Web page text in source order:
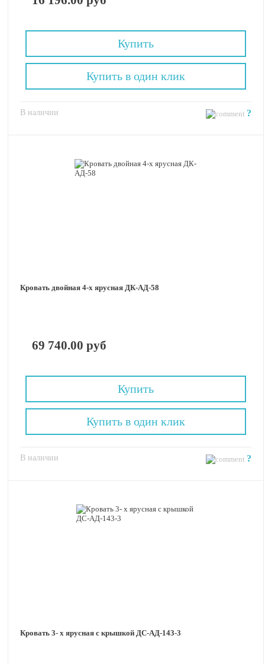
Купить
В наличии ?
Купить в один клик
Кровать двойная 4-х ярусная ДК-АД-58
69 740.00 руб
Купить
В наличии ?
Купить в один клик
Кровать 3- х ярусная с крышкой ДС-АД-143-3